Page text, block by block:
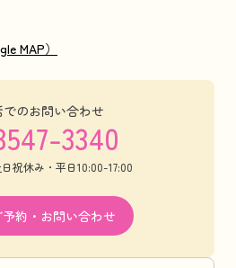
MAP）
でのお問い合わせ
3340
祝休み・平日10:00-17:00
予約・お問い合わせ